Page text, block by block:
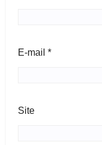
E-mail *
Site